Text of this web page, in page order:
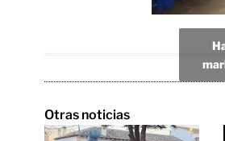
Otras noticias